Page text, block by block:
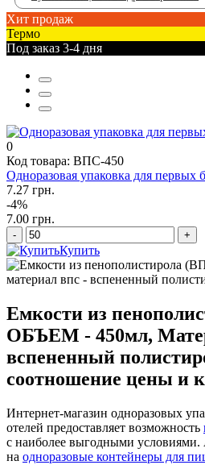
полиэтиленовые пакеты оптом
держатель для горячих стаканов
упаковка из вспененного
одноразовый соусник
пластиковые стаканы днепр
Хит продаж
Термо
Под заказ 3-4 дня
0
Код товара: ВПС-450
Одноразовая упаковка для
7.27 грн.
-4%
7.00 грн.
- +
Купить
Емкости из
ОБЪЕМ - 450мл,
вспененный
соотношение цены и
Интернет-магазин одноразовых
отелей предоставляет возможность
с наиболее выгодными
на одноразовые контейнеры для